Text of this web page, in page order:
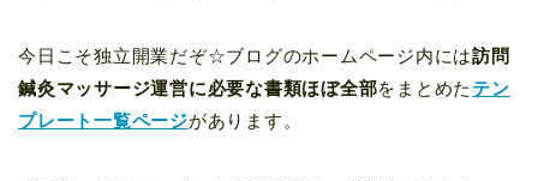
今日こそ独立開業だぞ☆ブログのホームページ内には訪問
鍼灸マッサージ運営に必要な書類ほぼ全部をまとめた テン
プレート一覧ページがあります。